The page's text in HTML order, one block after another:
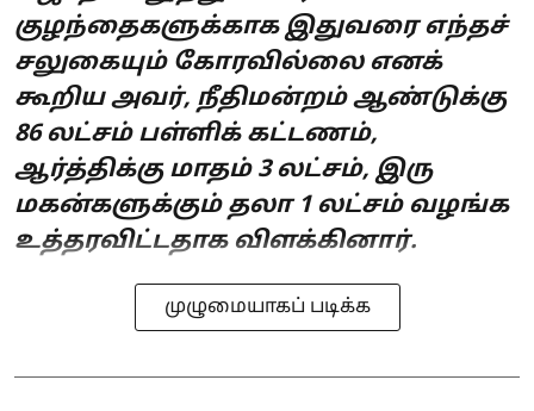
குழந்தைகளுக்காக இதுவரை எந்தச்
சலுகையும் கோரவில்லை எனக்
கூறிய அவர், நீதிமன்றம் ஆண்டுக்கு
86 லட்சம் பள்ளிக் கட்டணம்,
ஆர்த்திக்கு மாதம் 3 லட்சம், இரு
மகன்களுக்கும் தலா 1 லட்சம் வழங்க
உத்தரவிட்டதாக விளக்கினார்.
முழுமையாகப் படிக்க